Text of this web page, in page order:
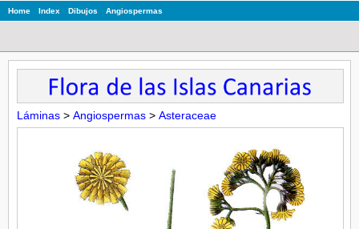
Home Index Dibujos Angiospermas
Láminas > Angiospermas > Asteraceae